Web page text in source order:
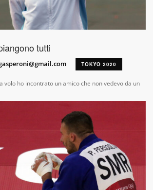
tutti
TOKYO 2020
volo ho incontrato un amico che non vedevo da un